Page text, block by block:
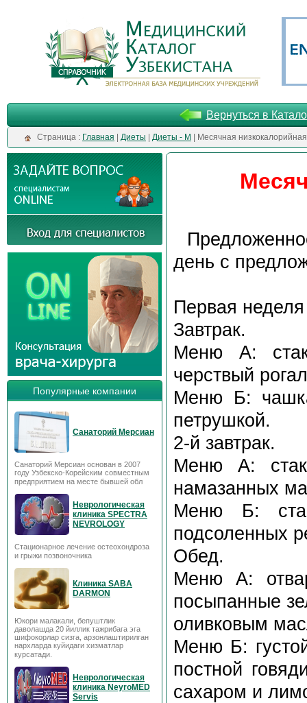
Вернуться в
Cтраница : Главная Диеты Диеты - М | Месячная
Популярные компании
Санаторий Мерсиан
Санаторий Мерсиан основан в 2007
году Узбекско-Корейским совместным
предприятием на месте бывшей обл
Неврологическая
клиника SPECTRA
NEVROLOGY
Стационарное лечение остеохондроза
и грыжи позвоночника
Клиника SABA
DARMON
Юкори малакали, бепуштлик
даволашда 20 йиллик тажрибага эга
шифокорлар сизга, арзонлаштирилган
нархларда куйидаги хизматлар
курсатади.
Неврологическая
клиника NeyroMED
Servis
день с
Первая неделя
Завтрак.
Меню А:
черствый
Меню Б:
петрушкой.
2-й завтрак.
Меню А:
намазанных
Меню Б:
подсоленных
Обед.
Меню А:
посыпанные
оливковым
Меню Б:
постной
сахаром и